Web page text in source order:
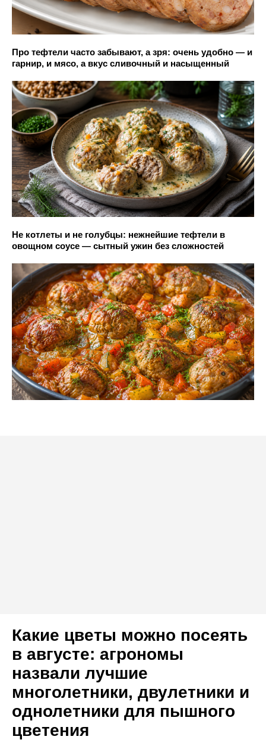
Про тефтели часто забывают, а зря: очень удобно — и
гарнир, и мясо, а вкус сливочный и насыщенный
Не котлеты и не голубцы: нежнейшие тефтели в
овощном соусе — сытный ужин без сложностей
Какие цветы можно посеять
в августе: агрономы
назвали лучшие
многолетники, двулетники и
однолетники для пышного
цветения